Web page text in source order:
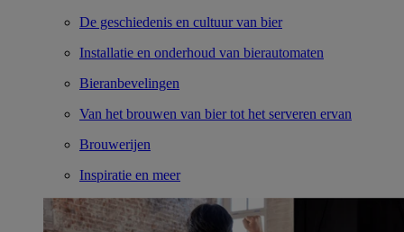
De geschiedenis en cultuur van bier
Installatie en onderhoud van bierautomaten
Bieranbevelingen
Van het brouwen van bier tot het serveren ervan
Brouwerijen
Inspiratie en meer